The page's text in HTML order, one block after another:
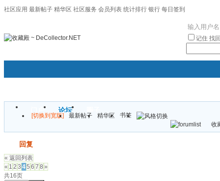
社区应用 最新帖子 精华区 社区服务 会员列表 统计排行 银行 每日签到
记住 找
门户 论坛
[切换到宽版] 最新帖子 精华区
书签
收
回复
« 返回列表
« 1 2 3 45 6 7 8 »
共16页